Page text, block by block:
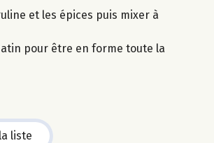
et les épices puis mixer à
pour être en forme toute la
liste